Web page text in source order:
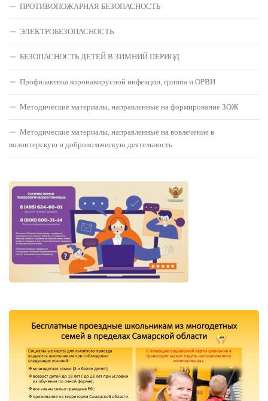
ПРОТИВОПОЖАРНАЯ БЕЗОПАСНОСТЬ
ЭЛЕКТРОБЕЗОПАСНОСТЬ
БЕЗОПАСНОСТЬ ДЕТЕЙ В ЗИМНИЙ ПЕРИОД
Профилактика коронавирусной инфекции, гриппа и ОРВИ
Методические материалы, направленные на формирование ЗОЖ
Методические материалы, направленные на вовлечение в
волонтерскую и добровольческую деятельность